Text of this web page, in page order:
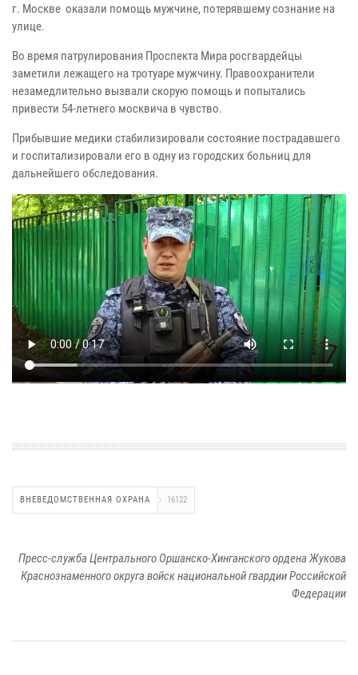
г. Москве оказали помощь мужчине, потерявшему сознание на
улице.
Во время патрулирования Проспекта Мира росгвардейцы
заметили лежащего на тротуаре мужчину. Правоохранители
незамедлительно вызвали скорую помощь и попытались
привести 54-летнего москвича в чувство.
Прибывшие медики стабилизировали состояние пострадавшего
и госпитализировали его в одну из городских больниц для
дальнейшего обследования.
ВНЕВЕДОМСТВЕННАЯ ОХРАНА 16122
Пресс-служба Центрального Оршанско-Хинганского ордена Жукова
Краснознаменного округа войск национальной гвардии Российской
Федерации